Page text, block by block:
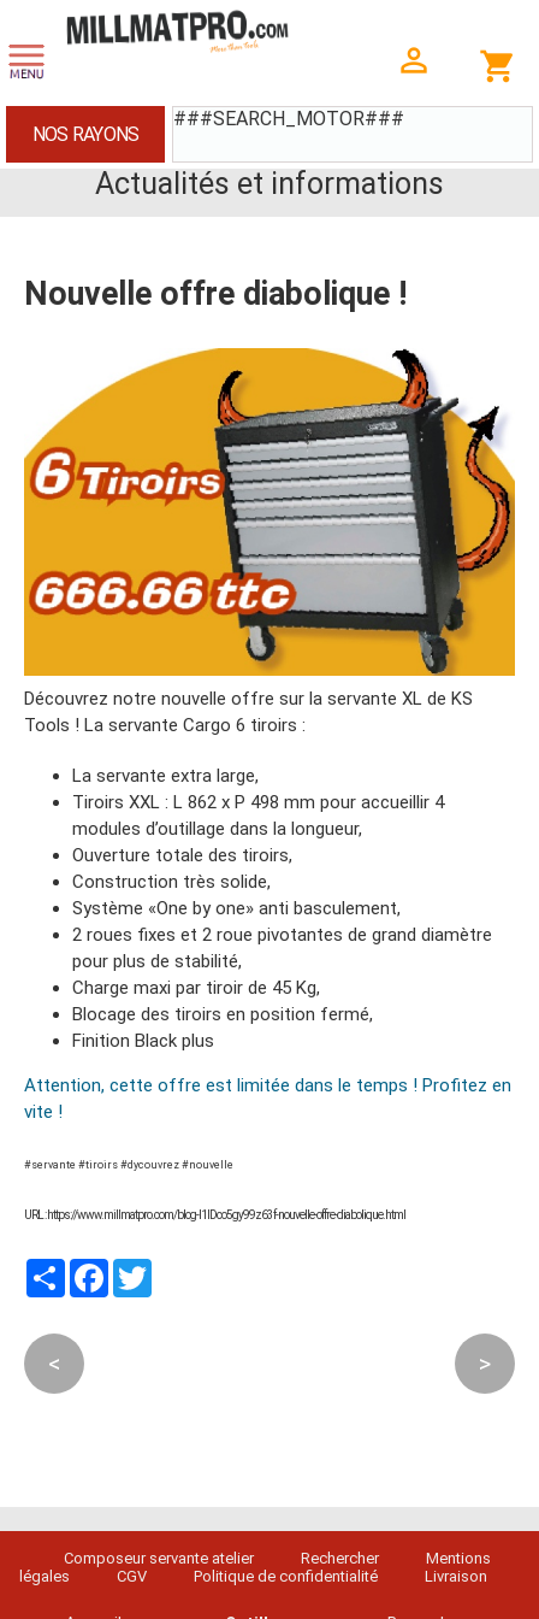
###SEARCH_MOTOR###
NOS RAYONS
Actualités et informations
Nouvelle offre diabolique !
Découvrez notre nouvelle offre sur la servante XL de KS
Tools ! La servante Cargo 6 tiroirs :
La servante extra large,
Tiroirs XXL : L 862 x P 498 mm pour accueillir 4
modules d’outillage dans la longueur,
Ouverture totale des tiroirs,
Construction très solide,
Système «One by one» anti basculement,
2 roues ﬁxes et 2 roue pivotantes de grand diamètre
pour plus de stabilité,
Charge maxi par tiroir de 45 Kg,
Blocage des tiroirs en position fermé,
Finition Black plus
Attention, cette offre est limitée dans le temps ! Profitez en
vite !
#servante #tiroirs #dycouvrez #nouvelle
URL : https://www.millmatpro.com/blog-l1IDco5gy99z63f-nouvelle-offre-diabolique.html
PartagerFacebook
< >
Composeur servante atelier Rechercher
Mentions
légales
CGV Politique de confidentialité Livraison